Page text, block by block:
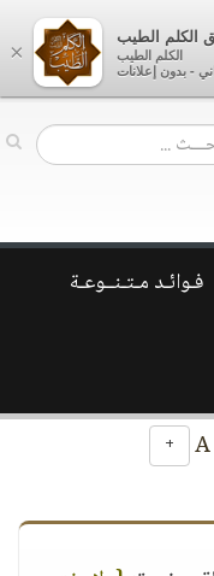
فـوائـد مـتـنــوعـة
+
×
الكلم الطيب
الكلم الطيب
- بدون إعلانات